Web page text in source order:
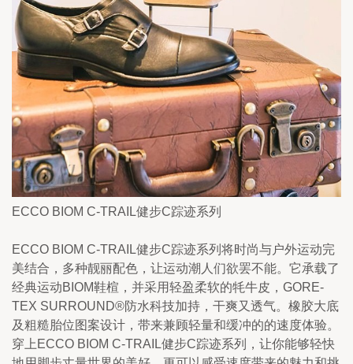
ECCO BIOM C-TRAIL健步C踪迹系列
ECCO BIOM C-TRAIL健步C踪迹系列将时尚与户外运动完
美结合，多种靓丽配色，让运动潮人们欲罢不能。它承载了
经典运动BIOM鞋楦，并采用轻盈柔软的牦牛皮，GORE-
TEX SURROUND®防水科技加持，干爽又透气。橡胶大底
及粗糙胎位图案设计，带来兼顾轻量和缓冲的的速度体验。
穿上ECCO BIOM C-TRAIL健步C踪迹系列，让你能够轻快